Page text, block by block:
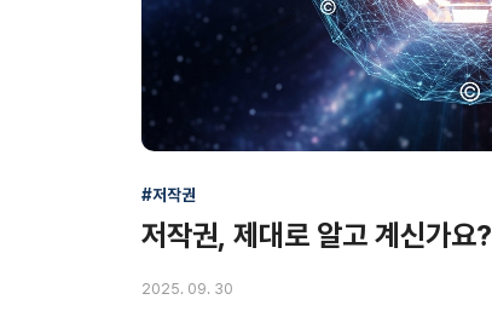
#저작권
저작권, 제대로 알고 계신가요?
2025. 09. 30